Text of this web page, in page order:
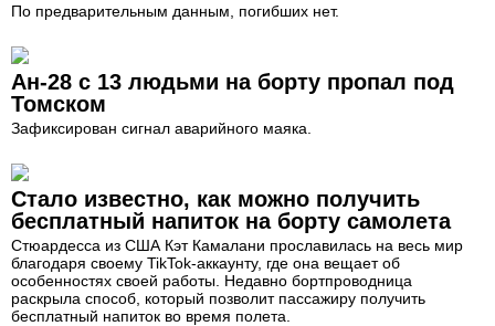
По предварительным данным, погибших нет.
Ан-28 с 13 людьми на борту пропал под
Томском
Зафиксирован сигнал аварийного маяка.
Стало известно, как можно получить
бесплатный напиток на борту самолета
Стюардесса из США Кэт Камалани прославилась на весь мир
благодаря своему TikTok-аккаунту, где она вещает об
особенностях своей работы. Недавно бортпроводница
раскрыла способ, который позволит пассажиру получить
бесплатный напиток во время полета.